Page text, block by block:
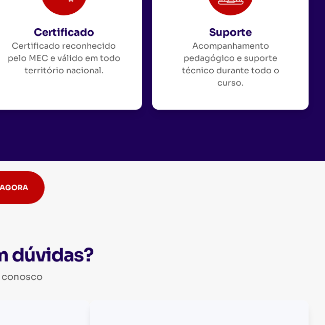
Certificado
Certificado reconhecido
pelo MEC e válido em todo
território nacional.
Suporte
Acompanhamento
pedagógico e suporte
técnico durante todo o
curso.
dúvidas?
conosco